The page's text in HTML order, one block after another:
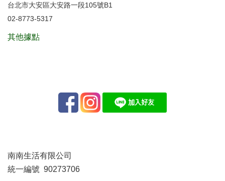
台北市大安區大安路一段105號B1
02-8773-5317
其他據點
南南生活有限公司
統一編號 90273706